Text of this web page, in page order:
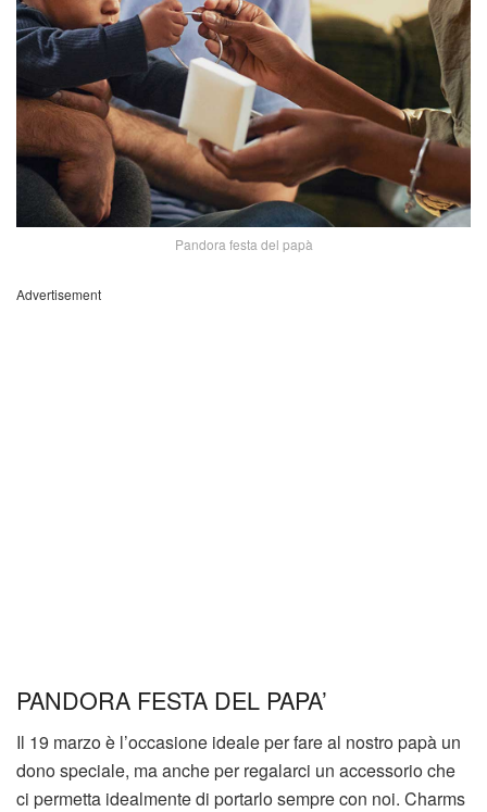
Pandora festa del papà
Advertisement
PANDORA FESTA DEL PAPA’
Il 19 marzo è l’occasione ideale per fare al nostro papà un
dono speciale, ma anche per regalarci un accessorio che
ci permetta idealmente di portarlo sempre con noi. Charms